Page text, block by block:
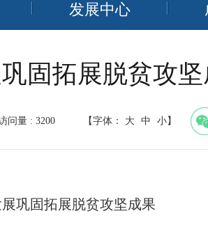
发展中心
固拓展脱贫攻
问量 : 3200 【字体： 大 中 小】
巩固拓展脱贫攻坚成果